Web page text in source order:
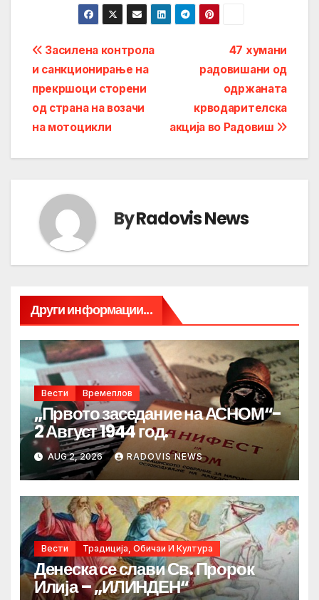
Post
navigation
47 хумани
радовишани од
одржаната
крводарителска
акција во Радовиш
Засилена контрола
и санкционирање на
прекршоци сторени
од страна на возачи
на мотоцикли
ByRadovis News
Други информации...
Вести Времеплов
„Првото заседание на АСНОМ“-
2 Август 1944 год.
AUG 2, 2026 RADOVIS NEWS
Вести Традиција, Обичаи И Култура
Денеска се слави Св. Пророк
Илија – „ИЛИНДЕН“